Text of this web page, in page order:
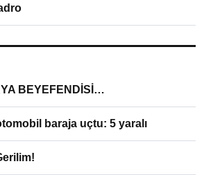
BEYEFENDİSİ…
baraja uçtu: 5 yaralı